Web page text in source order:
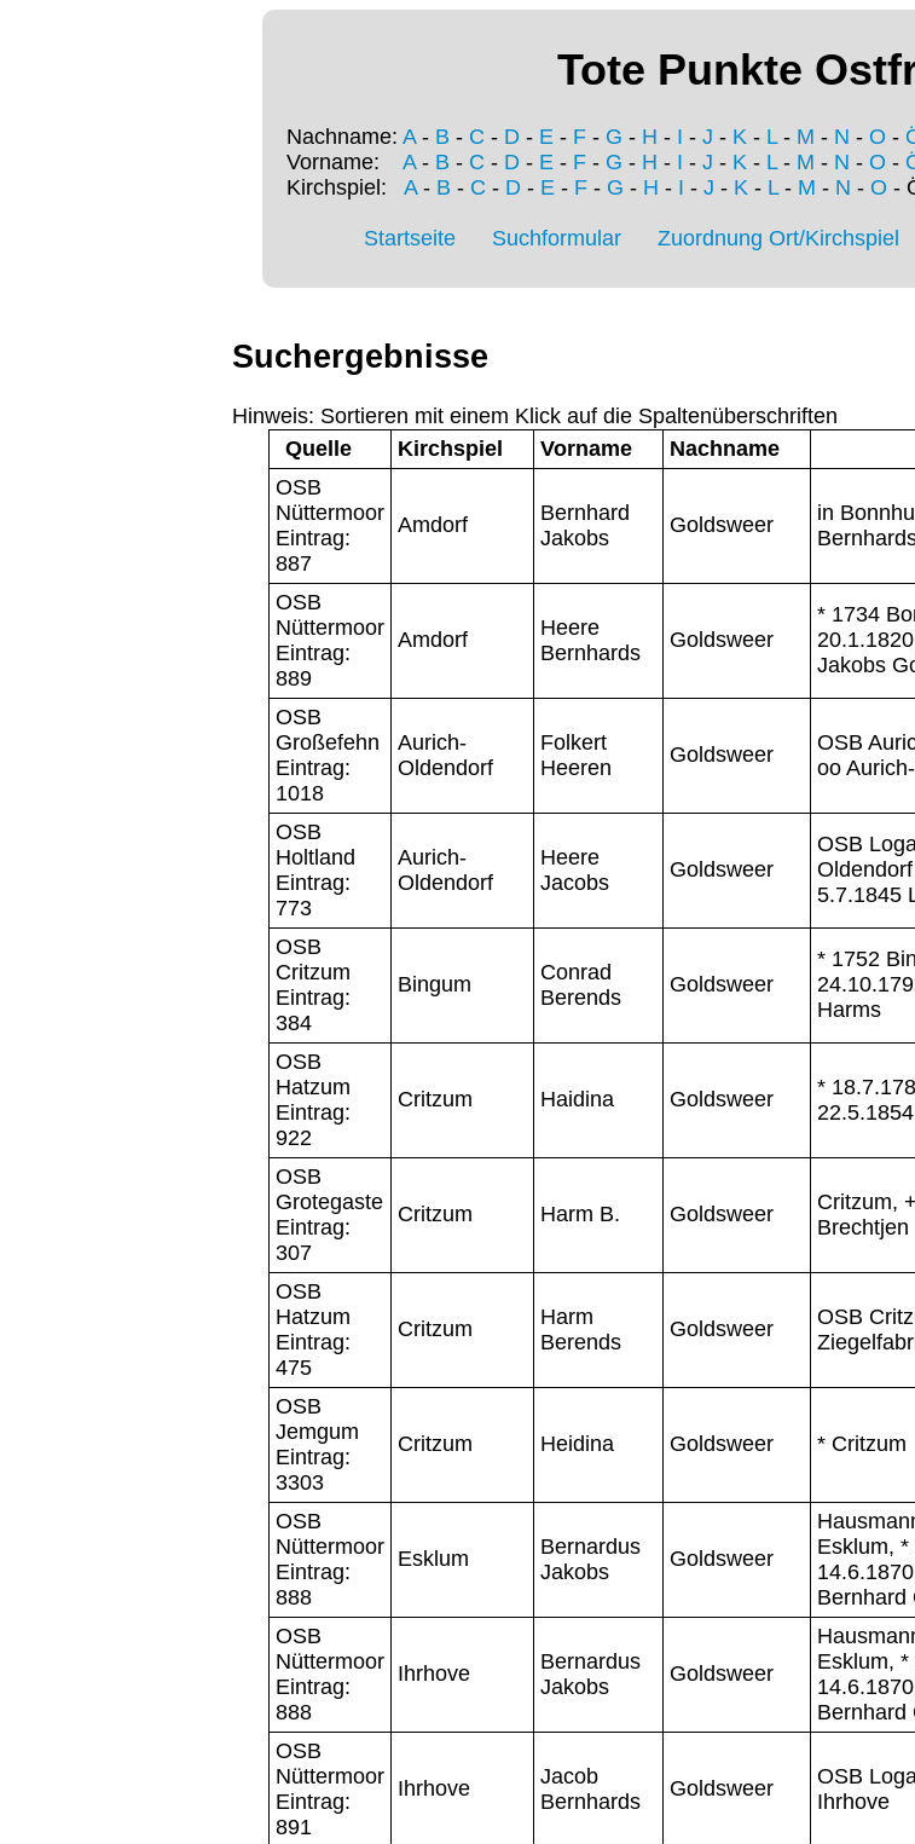
Tote Punkte
Nachname: A- B - C - D - E - F - G - H - I - J - K - L- M - N - O -
Vorname: A- B - C - D - E - F - G - H - I - J - K - L- M - N - O -
Kirchspiel: A- B - C - D- E- F- G - H - I - J - K- L- M - N - O -
Startseite Suchformular Zuordnung Ort/Kirchspiel
Suchergebnisse
Hinweis: Sortieren mit einem Klick auf die Spaltenüberschriften
Quelle
Kirchspiel Vorname Nachname
OSB
Nüttermoor
Eintrag:
887
Amdorf
Bernhard
Jakobs
Goldsweer
in
OSB
Nüttermoor
Eintrag:
889
Amdorf
Heere
Bernhards
Goldsweer
* 1734
Jakobs
OSB
Großefehn
Eintrag:
1018
Aurich-
Oldendorf
Folkert
Heeren
Goldsweer
OSB
oo
OSB
Holtland
Eintrag:
773
Aurich-
Oldendorf
Heere
Jacobs
Goldsweer
OSB
5.7.1845
OSB
Critzum
Eintrag:
384
Bingum
Conrad
Berends
Goldsweer
* 1752
Harms
OSB
Hatzum
Eintrag:
922
Critzum Haidina Goldsweer
*
22.5.1854
OSB
Grotegaste
Eintrag:
307
Critzum Harm B. Goldsweer
Critzum,
Brechtjen
OSB
Hatzum
Eintrag:
475
Critzum
Harm
Berends
Goldsweer
OSB
OSB
Jemgum
Eintrag:
3303
Critzum Heidina Goldsweer * Critzum
OSB
Nüttermoor
Eintrag:
888
Esklum
Bernardus
Jakobs
Goldsweer
Esklum,
Bernhard
OSB
Nüttermoor
Eintrag:
888
Ihrhove
Bernardus
Jakobs
Goldsweer
Esklum,
Bernhard
OSB
Nüttermoor
Eintrag:
891
Ihrhove
Jacob
Bernhards
Goldsweer
OSB
Ihrhove